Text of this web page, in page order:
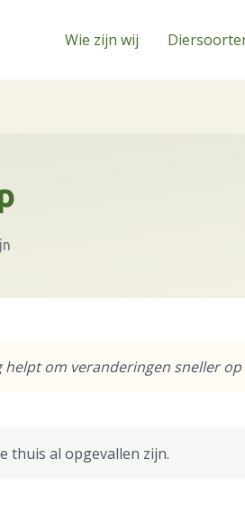
Wie zijn wij
om veranderingen sneller
thuis al opgevallen zijn.